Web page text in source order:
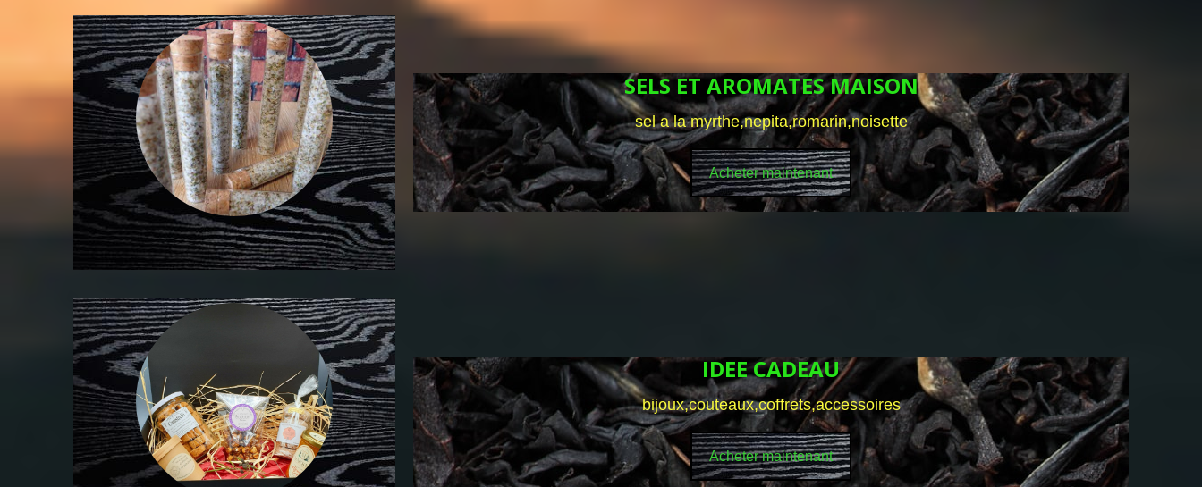
SELS ET AROMATES MAISON
sel a la myrthe,nepita,romarin,noisette
Acheter maintenant
IDEE CADEAU
bijoux,couteaux,coffrets,accessoires
Acheter maintenant